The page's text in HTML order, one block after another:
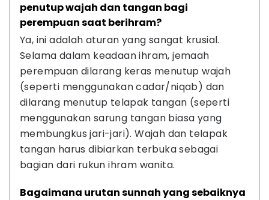
penutup wajah dan tangan bagi
perempuan saat berihram?
Ya, ini adalah aturan yang sangat krusial.
Selama dalam keadaan ihram, jemaah
perempuan dilarang keras menutup wajah
(seperti menggunakan cadar/niqab) dan
dilarang menutup telapak tangan (seperti
menggunakan sarung tangan biasa yang
membungkus jari-jari). Wajah dan telapak
tangan harus dibiarkan terbuka sebagai
bagian dari rukun ihram wanita.
Bagaimana urutan sunnah yang sebaiknya